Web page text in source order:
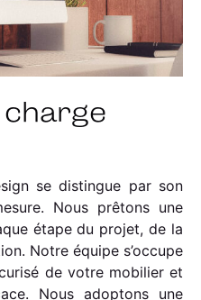
se distingue par son
Nous prêtons une
étape du projet, de la
Notre équipe s’occupe
de votre mobilier et
Nous adoptons une